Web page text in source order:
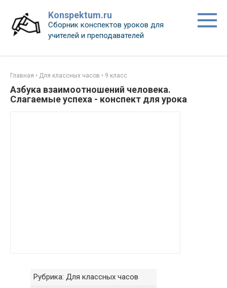
контенту
Konspektum.ru
Сборник конспектов уроков для
учителей и преподавателей
Главная • Для классных часов • 9 класс
Азбука взаимоотношений человека.
Слагаемые успеха - конспект для урока
Рубрика: Для классных часов